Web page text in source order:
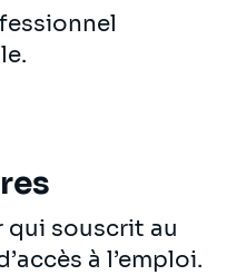
qui souscrit au
à l’emploi.